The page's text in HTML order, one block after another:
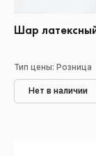
Шар
Тип цены: Розница
Нет в наличии